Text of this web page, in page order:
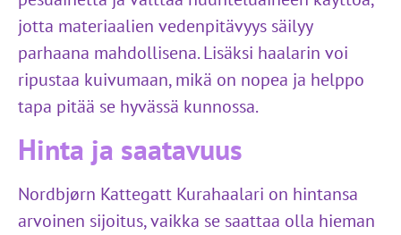
jotta materiaalien vedenpitävyys säilyy
parhaana mahdollisena. Lisäksi haalarin voi
ripustaa kuivumaan, mikä on nopea ja helppo
tapa pitää se hyvässä kunnossa.
Hinta ja saatavuus
Nordbjørn Kattegatt Kurahaalari on hintansa
arvoinen sijoitus, vaikka se saattaa olla hieman